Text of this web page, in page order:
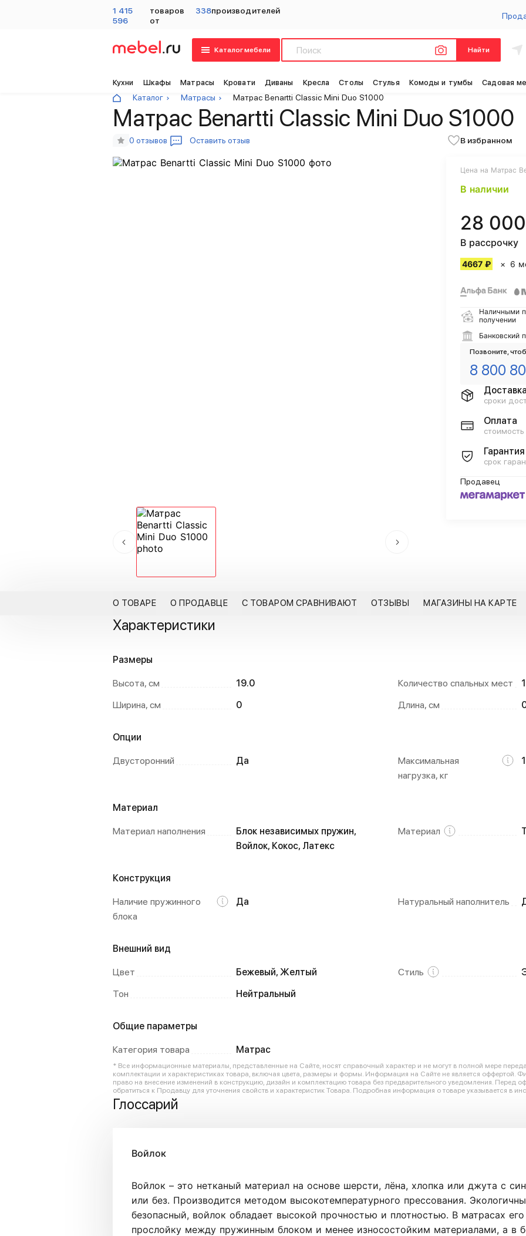
1 415
596
товаров
от
338производителей
Каталог мебели Найти
Кухни Шкафы Матрасы Кровати Диваны Кресла Столы Стулья Комоды и тумбы Садовая
Каталог Матрасы Матрас Benartti Classic Mini Duo S1000
Матрас Benartti Classic Mini Duo S1000
0 отзывов Оставить отзыв В избранном
Цена на Матрас
В наличии
28 000
В рассрочку
4667 ₽ 6
Наличными
получении
Банковский
Позвоните,
8 800
сроки
Оплата
Гарантия
срок
Продавец
О ТОВАРЕ О ПРОДАВЦЕ С ТОВАРОМ СРАВНИВАЮТ ОТЗЫВЫ МАГАЗИНЫ НА КАРТЕ
Характеристики
Размеры
Высота, см 19.0 Количество спальных мест
1
Ширина, см
0 Длина, см
Опции
Двусторонний Да
Максимальная
нагрузка, кг
Материал
Материал наполнения
Блок независимых пружин,
Войлок, Кокос, Латекс
Материал
Конструкция
Наличие пружинного
блока
Да Натуральный наполнитель
Внешний вид
Цвет Бежевый, Желтый Стиль
Тон
Нейтральный
Общие параметры
Категория товара Матрас
* Все информационные материалы, представленные на Сайте, носят справочный характер и не могут в полной мере
комплектации и характеристиках товара, включая цвета, размеры и формы. Информация на Сайте не является оффертой.
право на внесение изменений в конструкцию, дизайн и комплектацию товара без предварительного уведомления. Перед
обратиться к Продавцу для уточнения свойств и характеристик Товара. Подробная информация о товаре указывается в
Глоссарий
Войлок
Войлок – это нетканый материал на основе шерсти, лёна, хлопка или джута с
или без. Производится методом высокотемпературного прессования.
безопасный, войлок обладает высокой прочностью и плотностью. В матрасах
прослойку между пружинным блоком и менее износостойким материалами, а в